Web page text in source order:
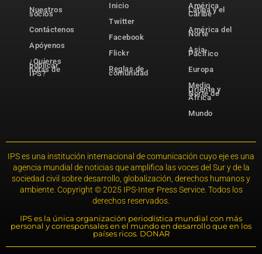
Nuestros
socios
Contáctenos
Apóyenos
¿Quieres
publicar
notas de
IPS?
Inicio
Twitter
Facebook
Flickr
Reglas de
comunidad
América
Latina y el
Caribe
América del
Norte
Asia-
Pacífico
Europa
Medio
Oriente y
Norte de
África
Mundo
IPS es una institución internacional de comunicación cuyo eje es una
agencia mundial de noticias que amplifica las voces del Sur y de la
sociedad civil sobre desarrollo, globalización, derechos humanos y
ambiente. Copyright © 2025 IPS-Inter Press Service. Todos los
derechos reservados.
IPS es la única organización periodística mundial con más
personal y corresponsales en el mundo en desarrollo que en los
países ricos. DONAR